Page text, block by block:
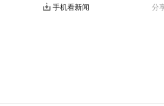
分
手机看新闻